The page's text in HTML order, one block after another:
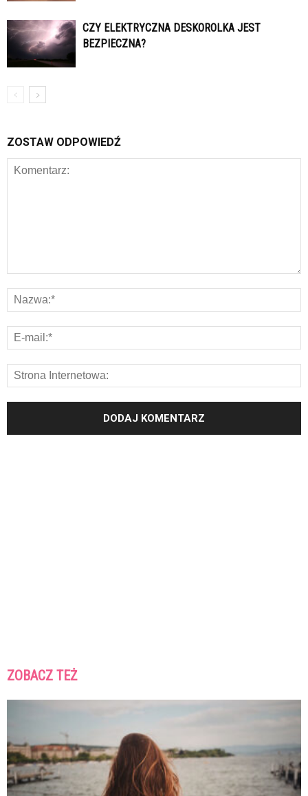
CZY ELEKTRYCZNA DESKOROLKA JEST
BEZPIECZNA?
ZOSTAW ODPOWIEDŹ
ZOBACZ TEŻ